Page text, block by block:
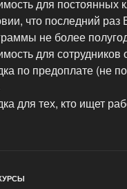
для постоянных
что последний
не более
для
по предоплате (не
для тех, кто ищет